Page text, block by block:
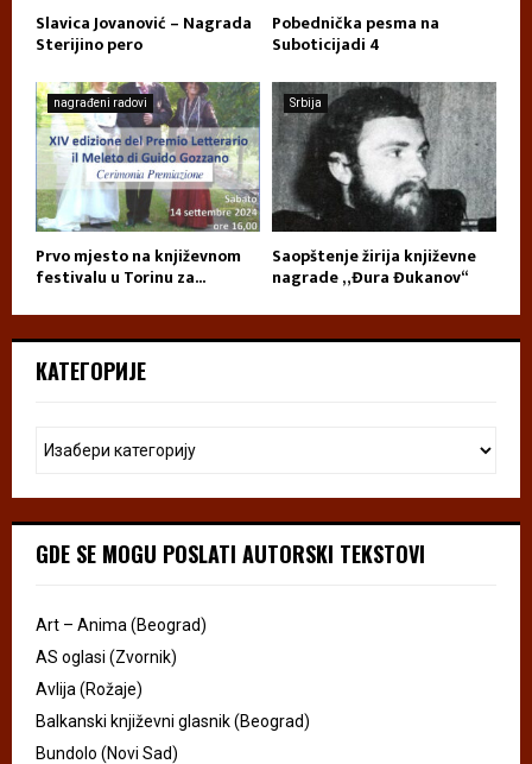
Slavica Jovanović – Nagrada
Sterijino pero
Pobednička pesma na
Suboticijadi 4
nagrađeni radovi
Prvo mjesto na književnom
festivalu u Torinu za...
Srbija
Saopštenje žirija književne
nagrade „Đura Đukanov“
КАТЕГОРИЈЕ
GDE SE MOGU POSLATI AUTORSKI TEKSTOVI
Art – Anima (Beograd)
AS oglasi (Zvornik)
Avlija (Rožaje)
Balkanski književni glasnik (Beograd)
Bundolo (Novi Sad)